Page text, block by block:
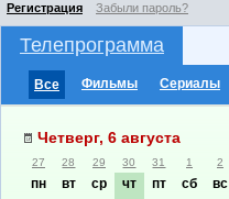
Регистрация Забыли пароль?
Телепрограмма
Все Фильмы Сериалы
Четверг, 6 августа
27 28 29 30 31 1 2
пн вт ср чт пт сб вс